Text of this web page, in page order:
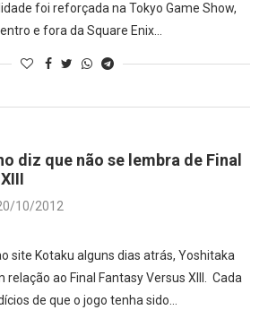
foi reforçada na Tokyo Game Show,
e fora da Square Enix…
diz que não se lembra de Final
10/2012
site Kotaku alguns dias atrás, Yoshitaka
relação ao Final Fantasy Versus XIII. Cada
de que o jogo tenha sido…